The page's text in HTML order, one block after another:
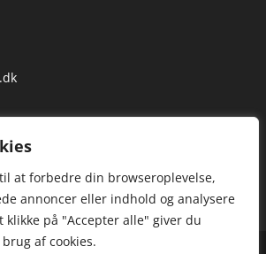
at forbedre din browseroplevelse,
annoncer eller indhold og analysere
klikke på "Accepter alle" giver du
af cookies.